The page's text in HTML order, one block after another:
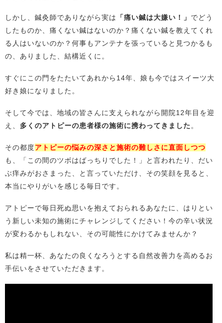
しかし、鍼灸師でありながら実は 「痛い鍼は大嫌い！」 でどう
したものか、痛くない鍼はないのか？痛くない鍼を教えてくれ
る人はいないのか？何事もアンテナを張っていると見つかるも
の、ありました、結構近くに。
すぐにこの門をたたいてあれから14年、娘も今ではスイーツ大
好き娘になりました。
そして今では、地域の皆さんに支えられながら開院12年目を迎
え、 多くのアトピーの患者様の施術に携わってきました 。
その都度アトピーの悩みの深さと施術の難しさに直面しつつ
も、「この間のツボはばっちりでした！」と言われたり、だい
ぶ痒みがおさまった、と言っていただけ、その笑顔を見ると、
本当にやりがいを感じる毎日です。
アトピーで毎日死ぬ思いを抱えておられるあなたに、はりとい
う新しい未知の施術にチャレンジしてください！今の辛い状況
が変わるかもしれない、その可能性にかけてみませんか？
私は精一杯、あなたの良くなろうとする自然改善力を高めるお
手伝いをさせていただきます。